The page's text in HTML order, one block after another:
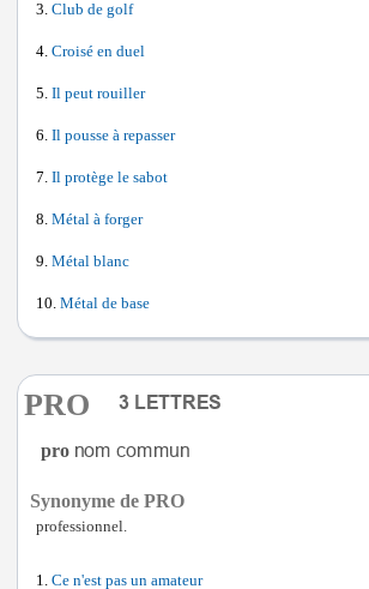
Club de golf
Croisé en duel
Il peut rouiller
Il pousse à repasser
Il protège le sabot
Métal à forger
Métal blanc
Métal de base
PRO
pro
Synonyme de PRO
professionnel.
Ce n'est pas un amateur